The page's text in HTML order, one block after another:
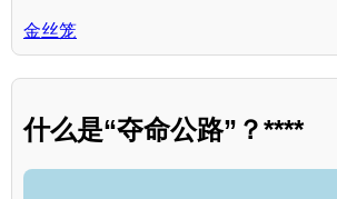
金丝笼
什么是“夺命公路”？****